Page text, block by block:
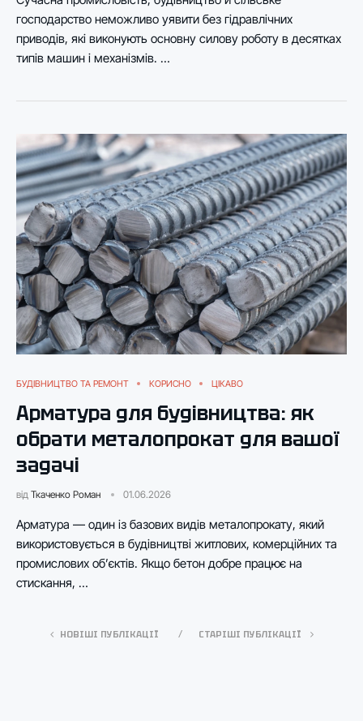
господарство неможливо уявити без гідравлічних
приводів, які виконують основну силову роботу в десятках
типів машин і механізмів. …
БУДІВНИЦТВО ТА РЕМОНТ КОРИСНО ЦІКАВО
Арматура для будівництва: як
обрати металопрокат для вашої
задачі
від Ткаченко Роман 01.06.2026
Арматура — один із базових видів металопрокату, який
використовується в будівництві житлових, комерційних та
промислових об’єктів. Якщо бетон добре працює на
стискання, …
НОВІШІ ПУБЛІКАЦІЇ СТАРІШІ ПУБЛІКАЦІЇ